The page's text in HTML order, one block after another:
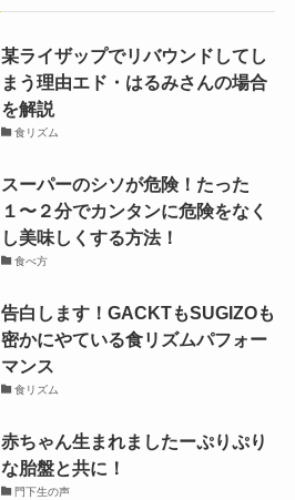
某ライザップでリバウンドしてし
まう理由エド・はるみさんの場合
を解説
食リズム
スーパーのシソが危険！たった
１〜２分でカンタンに危険をなく
し美味しくする方法！
食べ方
告白します！GACKTもSUGIZOも
密かにやている食リズムパフォー
マンス
食リズム
赤ちゃん生まれましたーぷりぷり
な胎盤と共に！
門下生の声